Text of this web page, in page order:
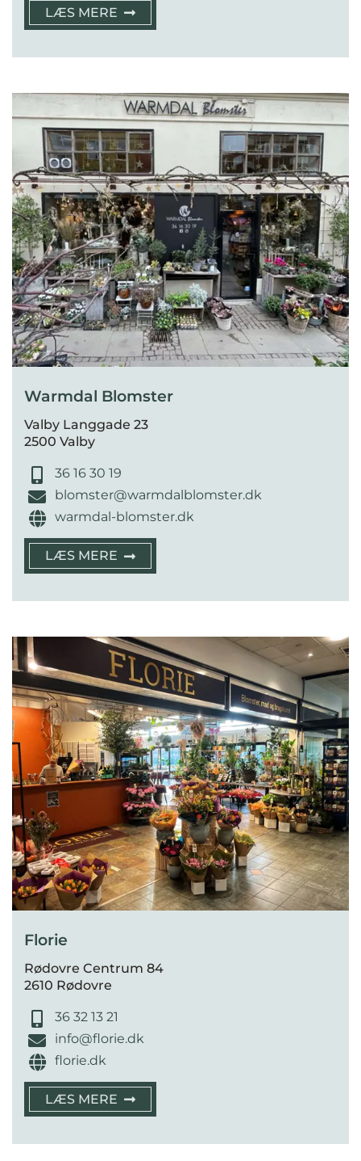
LÆS MERE
Warmdal Blomster
Valby Langgade 23
2500 Valby
36 16 30 19
blomster@warmdalblomster.dk
warmdal-blomster.dk
LÆS MERE
Florie
Rødovre Centrum 84
2610 Rødovre
36 32 13 21
info@florie.dk
florie.dk
LÆS MERE